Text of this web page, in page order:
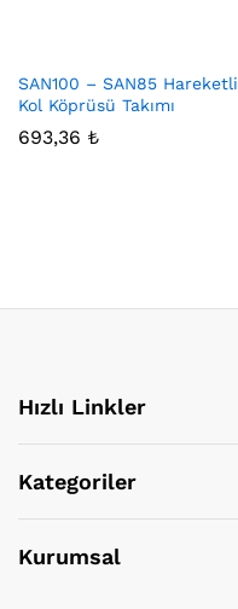
SAN100 – SAN85 Hareketli
Kol Köprüsü Takımı
693,36 ₺
Hızlı Linkler
Kategoriler
Kurumsal